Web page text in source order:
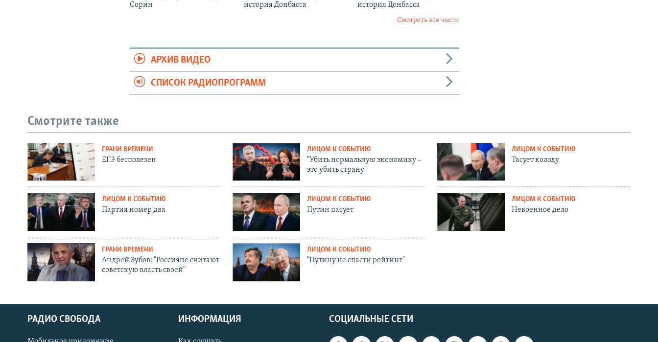
Сорин
история Донбасса
история Донбасса
Смотреть все части
АРХИВ ВИДЕО
СПИСОК РАДИОПРОГРАММ
Смотрите также
ГРАНИ ВРЕМЕНИ
ЕГЭ бесполезен
ЛИЦОМ К СОБЫТИЮ
"Убить нормальную экономику –
это убить страну"
ЛИЦОМ К СОБЫТИЮ
Тасует колоду
ЛИЦОМ К СОБЫТИЮ
Партия номер два
ЛИЦОМ К СОБЫТИЮ
Путин пасует
ЛИЦОМ К СОБЫТИЮ
Невоенное дело
ГРАНИ ВРЕМЕНИ
Андрей Зубов: "Россияне считают
советскую власть своей"
ЛИЦОМ К СОБЫТИЮ
"Путину не спасти рейтинг"
СОЦИАЛЬНЫЕ СЕТИ
РАДИО СВОБОДА ИНФОРМАЦИЯ